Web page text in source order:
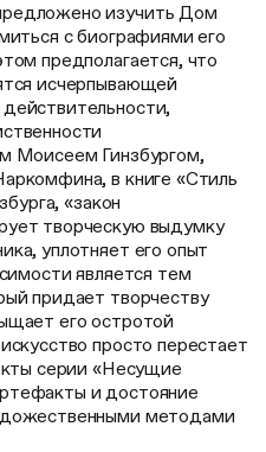
изучить Дом
с биографиями его
предполагается, что
исчерпывающей
Моисеем Гинзбургом,
в книге «Стиль
«закон
творческую выдумку
уплотняет его опыт
является тем
придает творчеству
его остротой
просто перестает
серии «Несущие
и достояние
методами